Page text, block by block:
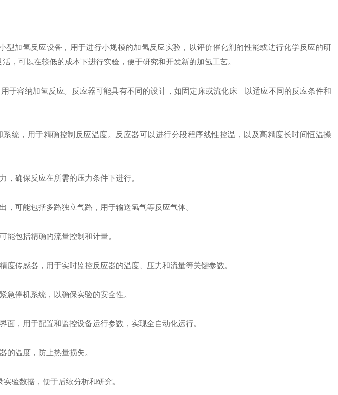
型加氢反应设备，用于进行小规模的加氢反应实验，以评价催化剂的性能或进行化学反应的研
，可以在较低的成本下进行实验，便于研究和开发新的加氢工艺。
于容纳加氢反应。反应器可能具有不同的设计，如固定床或流化床，以适应不同的反应条件和
统，用于精确控制反应温度。反应器可以进行分段程序线性控温，以及高精度长时间恒温操
，确保反应在所需的压力条件下进行。
，可能包括多路独立气路，用于输送氢气等反应气体。
能包括精确的流量控制和计量。
度传感器，用于实时监控反应器的温度、压力和流量等关键参数。
急停机系统，以确保实验的安全性。
面，用于配置和监控设备运行参数，实现全自动化运行。
的温度，防止热量损失。
验数据，便于后续分析和研究。